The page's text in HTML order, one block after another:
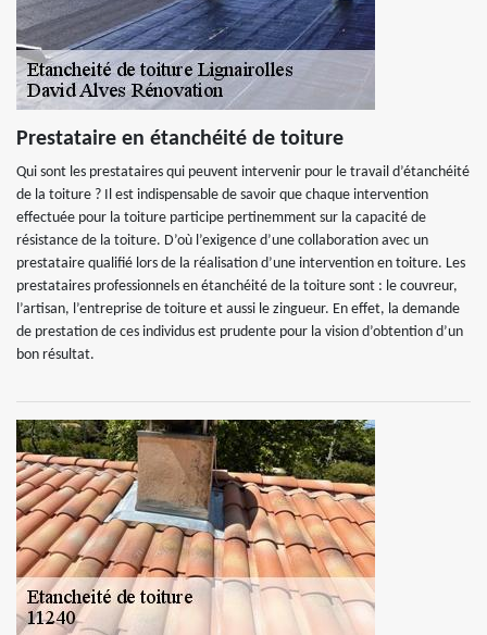
Prestataire en étanchéité de toiture
Qui sont les prestataires qui peuvent intervenir pour le travail d’étanchéité
de la toiture ? Il est indispensable de savoir que chaque intervention
effectuée pour la toiture participe pertinemment sur la capacité de
résistance de la toiture. D’où l’exigence d’une collaboration avec un
prestataire qualifié lors de la réalisation d’une intervention en toiture. Les
prestataires professionnels en étanchéité de la toiture sont : le couvreur,
l’artisan, l’entreprise de toiture et aussi le zingueur. En effet, la demande
de prestation de ces individus est prudente pour la vision d’obtention d’un
bon résultat.